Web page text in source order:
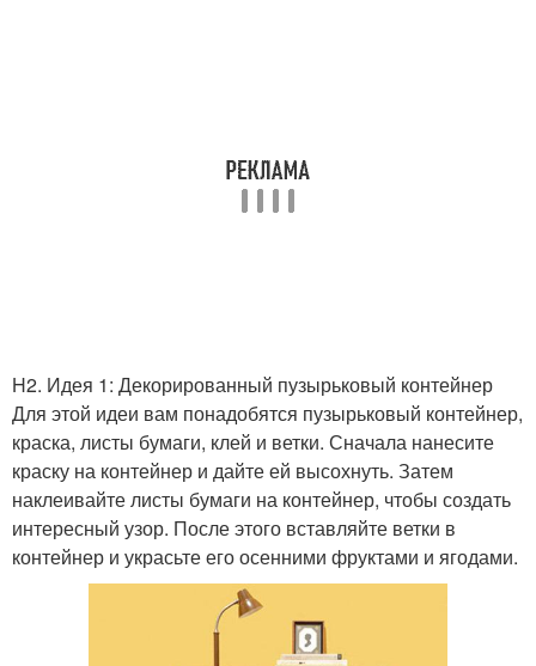
H2. Идея 1: Декорированный пузырьковый контейнер
Для этой идеи вам понадобятся пузырьковый контейнер,
краска, листы бумаги, клей и ветки. Сначала нанесите
краску на контейнер и дайте ей высохнуть. Затем
наклеивайте листы бумаги на контейнер, чтобы создать
интересный узор. После этого вставляйте ветки в
контейнер и украсьте его осенними фруктами и ягодами.